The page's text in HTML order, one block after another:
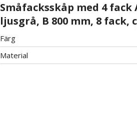
Småfacksskåp med 4
ljusgrå, B 800 mm, 8 fack,
Färg
Material